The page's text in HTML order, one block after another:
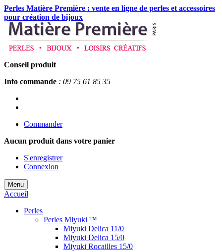
Perles Matière Première : vente en ligne de perles et accessoires
pour création de bijoux
Conseil produit
Info commande : 09 75 61 85 35
Commander
Aucun produit dans votre panier
S'enregistrer
Connexion
Menu
Accueil
Perles
Perles Miyuki ™
Miyuki Delica 11/0
Miyuki Delica 15/0
Miyuki Rocailles 15/0